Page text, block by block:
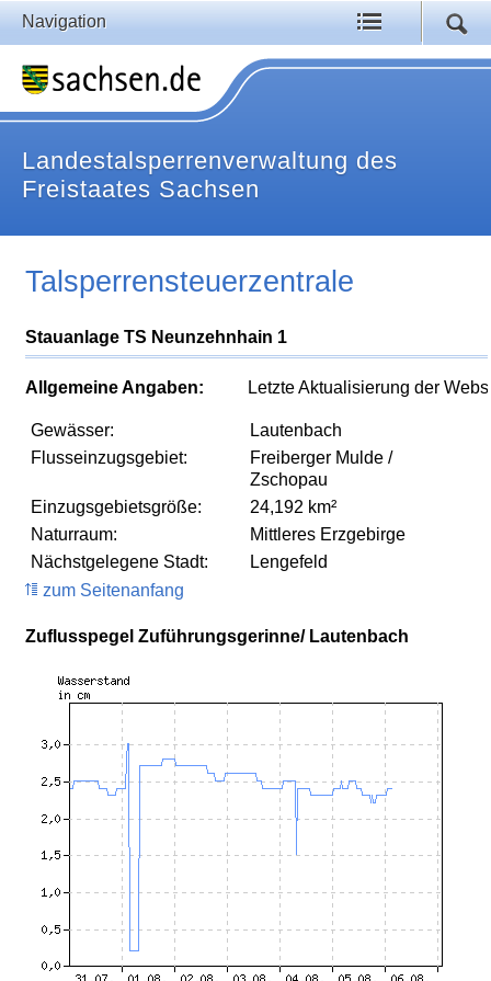
Navigation
Landestalsperrenverwaltung des
Freistaates Sachsen
Talsperrensteuerzentrale
Stauanlage TS Neunzehnhain 1
Letzte Aktualisierung der
Allgemeine Angaben:
Gewässer:
Lautenbach
Flusseinzugsgebiet:
Freiberger Mulde /
Zschopau
Einzugsgebietsgröße:
24,192 km²
Naturraum:
Mittleres Erzgebirge
Nächstgelegene Stadt:
Lengefeld
zum Seitenanfang
Zuflusspegel Zuführungsgerinne/ Lautenbach